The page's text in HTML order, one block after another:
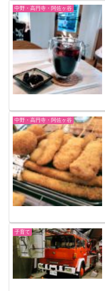
中野・高円寺・阿佐ヶ谷
中野・高円寺・阿佐ヶ谷
子育て